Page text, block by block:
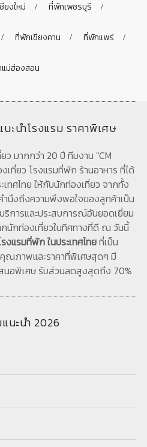
ยงใหม่ ที่พักเพชรบุรี
ที่พักเชียงคาน ที่พักแพร่
ม่ฮ่องสอน
นะนำโรงแรม ราคาพิเศษ
ว มากกว่า 20 ปี ทีมงาน "CM
เที่ยว โรงแรมที่พัก ร้านอาหาร ที่ได้
ทศไทย ให้กับนักท่องเที่ยว จากทั้ง
คำนึงถึงความพึงพอใจของลูกค้าเป็น
การและประสบการณ์อันยอดเยี่ยม
นักท่องเที่ยวในทิศทางที่ดี ณ วันนี้
งแรมที่พัก ในประเทศไทยที่เป็น
ณภาพและราคาที่พิเศษสุดๆ มี
อพิเศษ รับส่วนลดสูงสุดถึง 70%
นะนำ 2026